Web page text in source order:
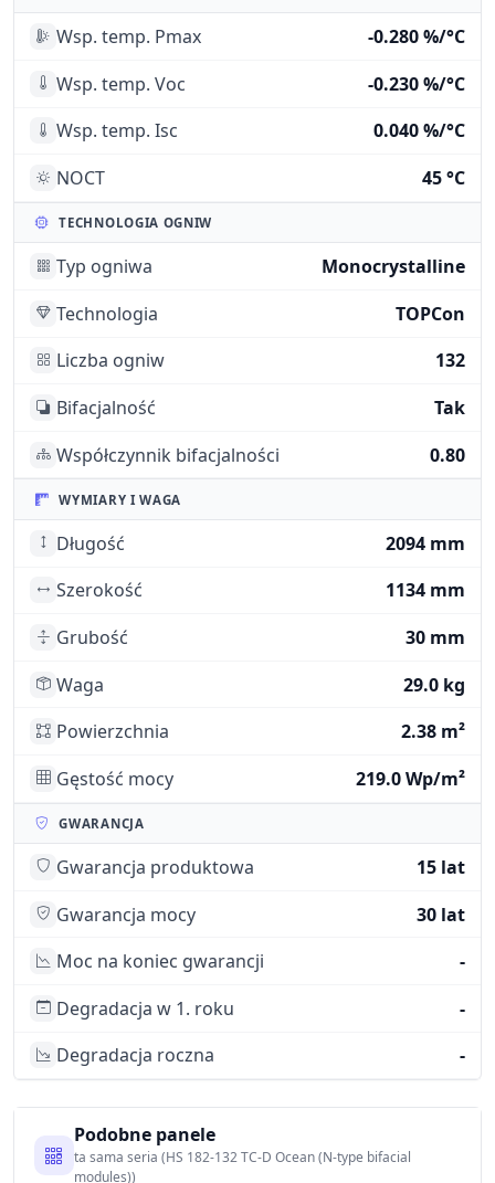
Wsp. temp. Pmax
-0.280 %/°C
Wsp. temp. Voc
-0.230 %/°C
Wsp. temp. Isc
0.040 %/°C
NOCT
45 °C
TECHNOLOGIA OGNIW
Typ ogniwa
Monocrystalline
Technologia
TOPCon
Liczba ogniw
132
Bifacjalność
Tak
Współczynnik bifacjalności
0.80
WYMIARY I WAGA
Długość
2094 mm
Szerokość
1134 mm
Grubość
30 mm
Waga
29.0 kg
Powierzchnia
2.38 m²
Gęstość mocy
219.0 Wp/m²
GWARANCJA
Gwarancja produktowa
15 lat
Gwarancja mocy
30 lat
Moc na koniec gwarancji
-
Degradacja w 1. roku
-
Degradacja roczna
-
Podobne panele
ta sama seria (HS 182-132 TC-D Ocean (N-type bifacial
modules))